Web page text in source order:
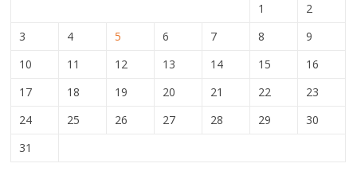
1
2
3
4 5 6 7 8
9
10
11 12 13 14 15
16
17
18 19 20 21 22
23
24
25 26 27 28 29
30
31